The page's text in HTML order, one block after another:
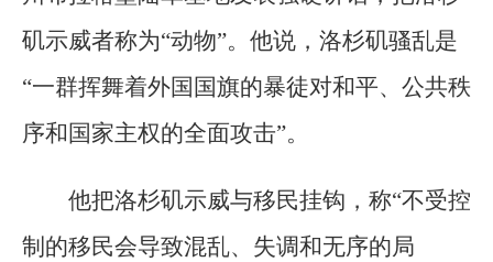
矶示威者称为“动物”。他说，洛杉矶骚乱是
“一群挥舞着外国国旗的暴徒对和平、公共秩
序和国家主权的全面攻击”。
他把洛杉矶示威与移民挂钩，称“不受控
制的移民会导致混乱、失调和无序的局